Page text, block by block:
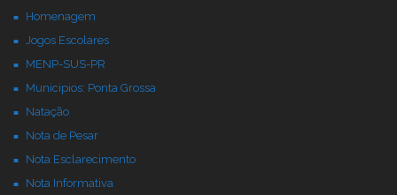
Homenagem
Jogos Escolares
MENP-SUS-PR
Municipios: Ponta Grossa
Natação
Nota de Pesar
Nota Esclarecimento
Nota Informativa